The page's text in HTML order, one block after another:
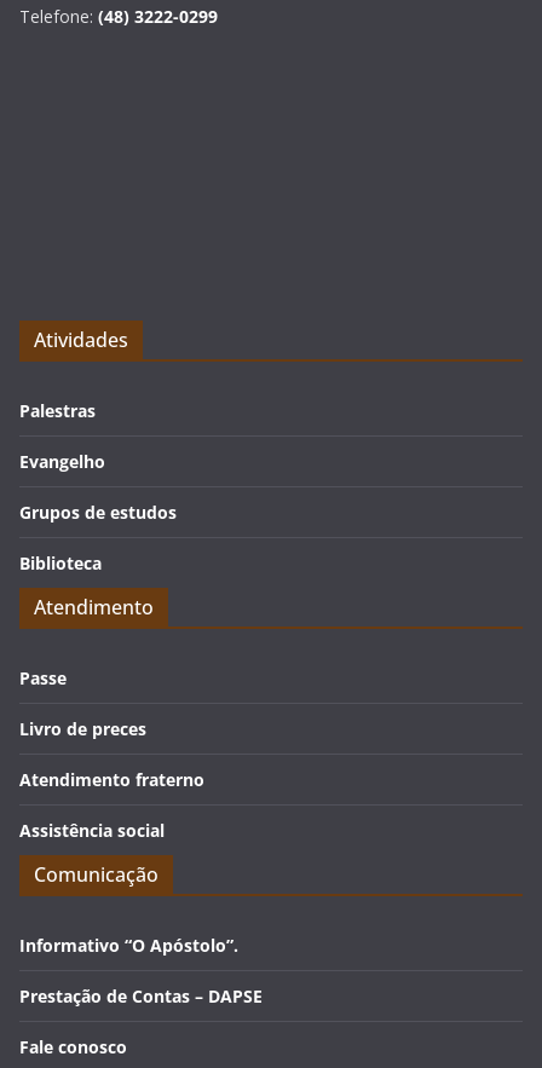
Telefone: (48) 3222-0299
Atividades
Palestras
Evangelho
Grupos de estudos
Biblioteca
Atendimento
Passe
Livro de preces
Atendimento fraterno
Assistência social
Comunicação
Informativo “O Apóstolo”.
Prestação de Contas – DAPSE
Fale conosco